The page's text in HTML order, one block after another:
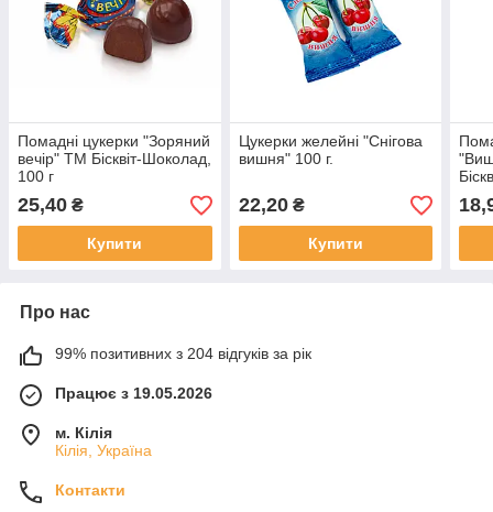
Помадні цукерки "Зоряний
вечір" ТМ Бісквіт-Шоколад,
100 г
25,40 ₴
Купити
Цукерки желейні "Снігова
вишня" 100 г.
22,20₴
Купити
Про нас
99% позитивних з 204 відгуків за рік
Працює з 19.05.2026
м. Кілія
Кілія, Україна
Контакти